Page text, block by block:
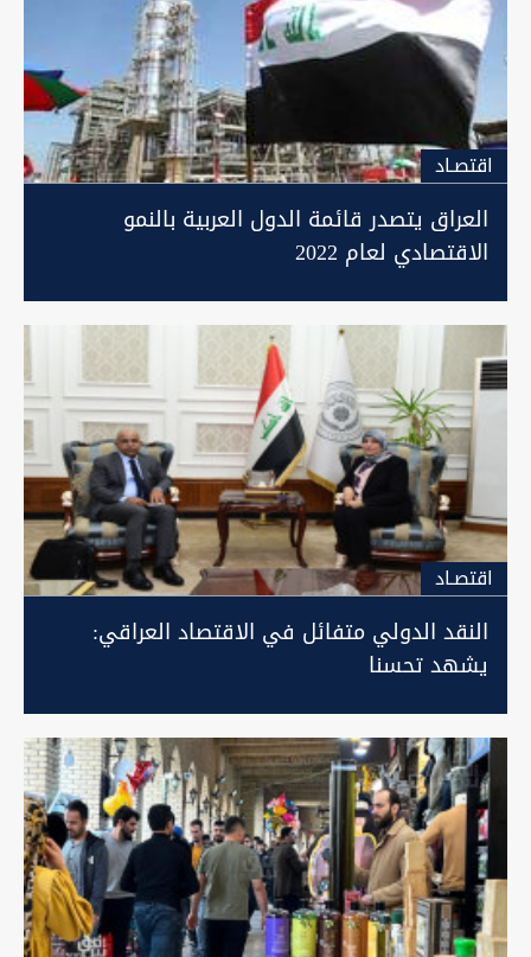
اقتصـاد
العراق يتصدر قائمة الدول العربية بالنمو
الاقتصادي لعام 2022
اقتصـاد
النقد الدولي متفائل في الاقتصاد العراقي:
يشهد تحسنا